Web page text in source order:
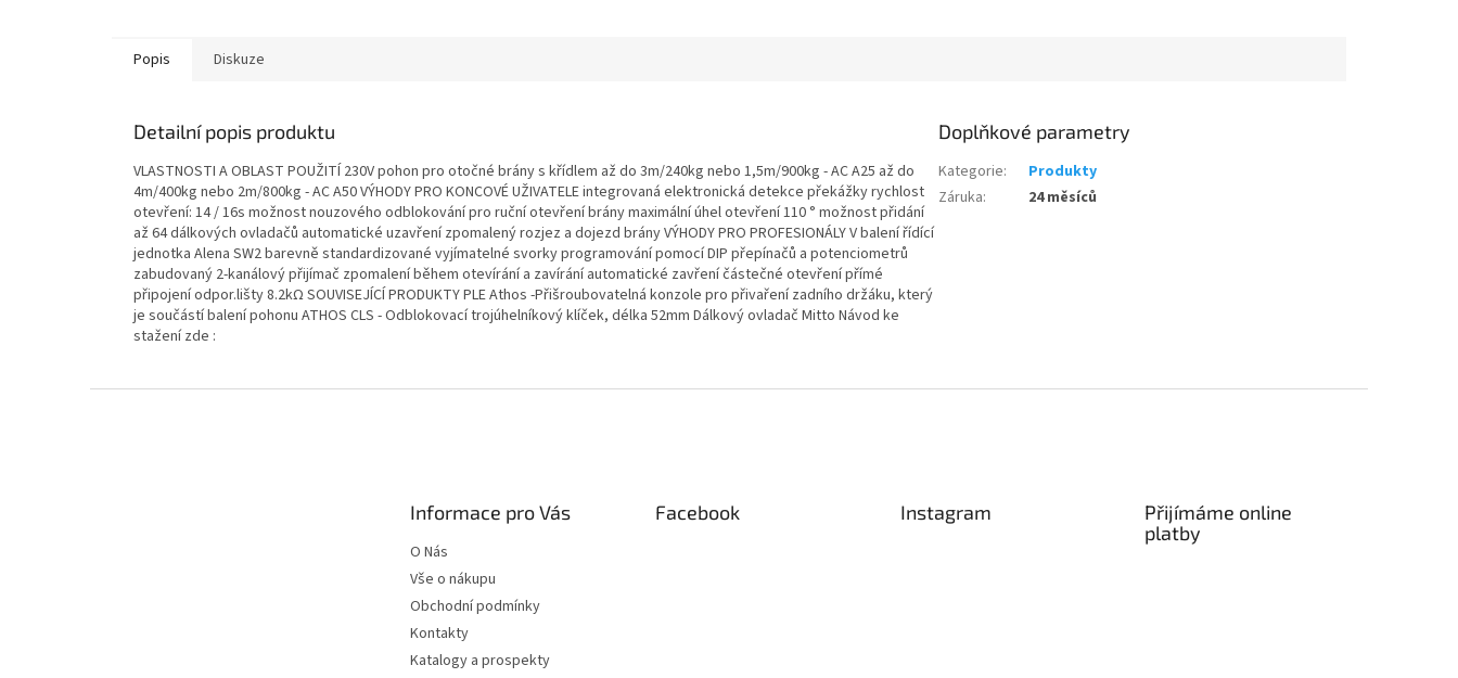
Popis Diskuze
Detailní popis produktu
VLASTNOSTI A OBLAST POUŽITÍ 230V pohon pro otočné brány s křídlem až do 3m/240kg nebo 1,5m/900kg - AC A25 až do
4m/400kg nebo 2m/800kg - AC A50 VÝHODY PRO KONCOVÉ UŽIVATELE integrovaná elektronická detekce překážky rychlost
otevření: 14 / 16s možnost nouzového odblokování pro ruční otevření brány maximální úhel otevření 110 ° možnost přidání
až 64 dálkových ovladačů automatické uzavření zpomalený rozjez a dojezd brány VÝHODY PRO PROFESIONÁLY V balení řídící
jednotka Alena SW2 barevně standardizované vyjímatelné svorky programování pomocí DIP přepínačů a potenciometrů
zabudovaný 2-kanálový přijímač zpomalení během otevírání a zavírání automatické zavření částečné otevření přímé
připojení odpor.lišty 8.2kΩ SOUVISEJÍCÍ PRODUKTY PLE Athos -Přišroubovatelná konzole pro přivaření zadního držáku, který
je součástí balení pohonu ATHOS CLS - Odblokovací trojúhelníkový klíček, délka 52mm Dálkový ovladač Mitto Návod ke
stažení zde :
Doplňkové parametry
Kategorie:
Produkty
Záruka: 24 měsíců
Informace pro Vás
O Nás
Vše o nákupu
Obchodní podmínky
Kontakty
Katalogy a prospekty
Facebook Instagram
Přijímáme online
platby